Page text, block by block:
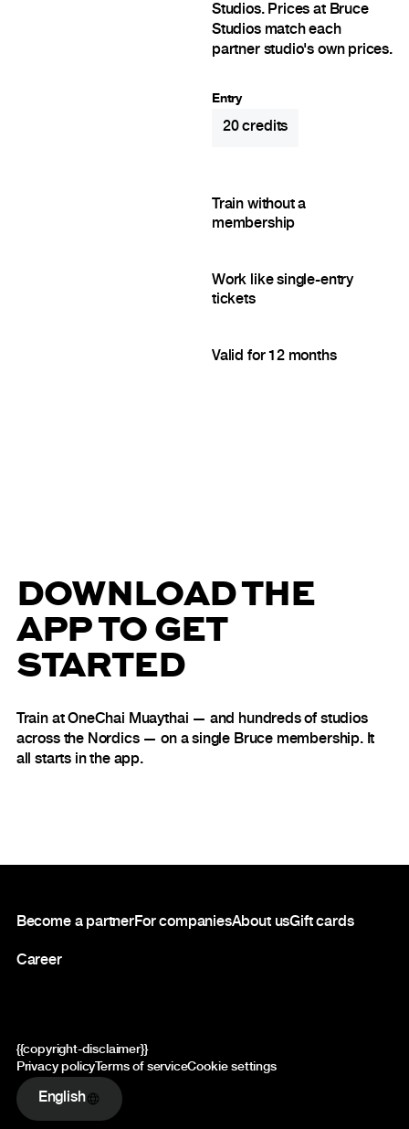
Studios. Prices at Bruce
Studios match each
partner studio's own prices.
Entry
20credits
Train without a
membership
Work like single-entry
tickets
Valid for 12 months
DOWNLOAD THE
APP TO GET
STARTED
Train at OneChai Muaythai — and hundreds of studios
across the Nordics — on a single Bruce membership. It
all starts in the app.
Become a partnerFor companiesAbout usGift cards
Career
{{copyright-disclaimer}}
Privacy policy Terms of serviceCookie settings
English